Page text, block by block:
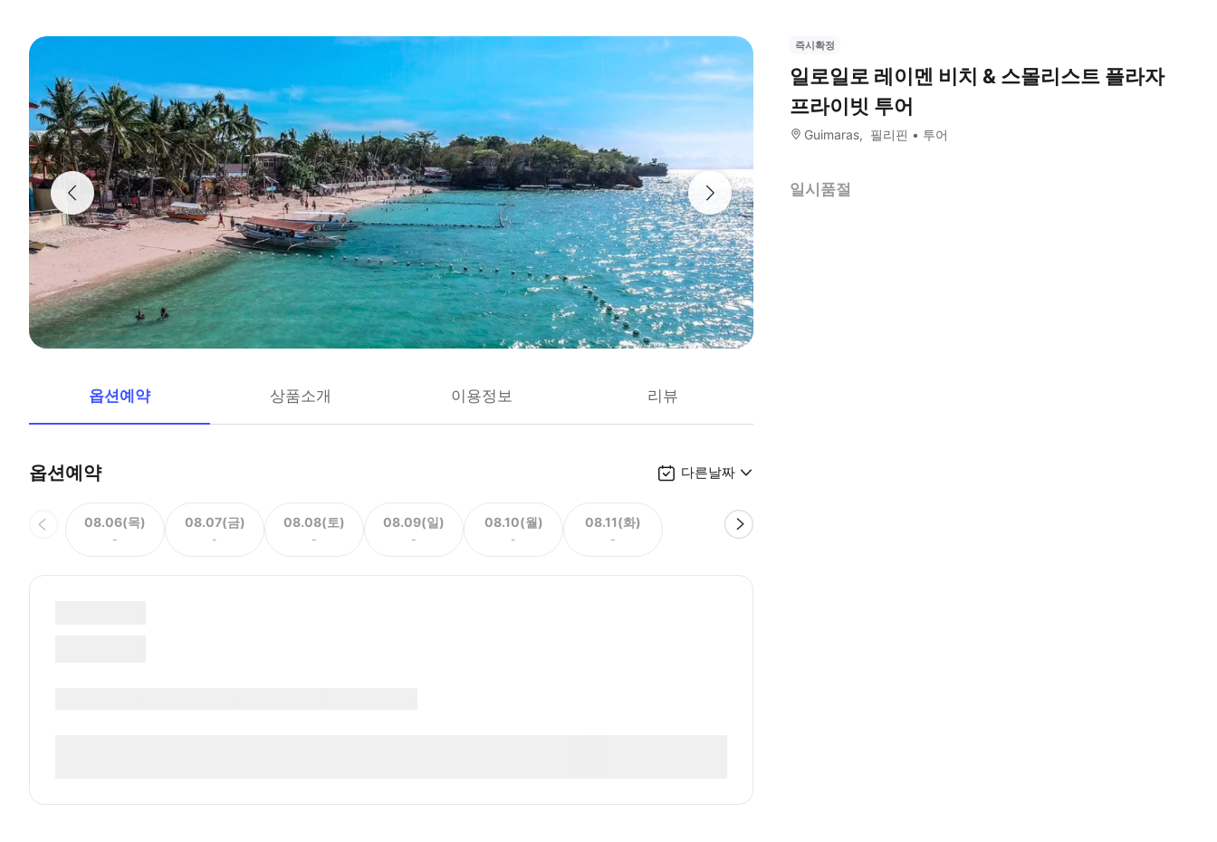
옵션예약 상품소개 이용정보 리뷰
옵션예약 다른날짜
08.06(목)
-
08.07(금)
-
08.08(토)
-
08.09(일)
-
08.10(월)
-
08.11(화)
-
즉시확정
일로일로 레이멘 비치 & 스몰리스트 플라자
프라이빗 투어
Guimaras 필리핀 투어
일시품절